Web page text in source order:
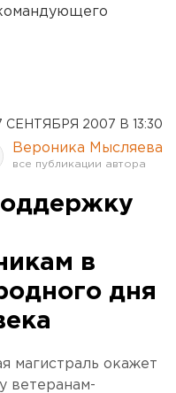
СЕНТЯБРЯ 2007 В 13:30
Вероника Мысляева
в
дня
магистраль окажет
ветеранам-